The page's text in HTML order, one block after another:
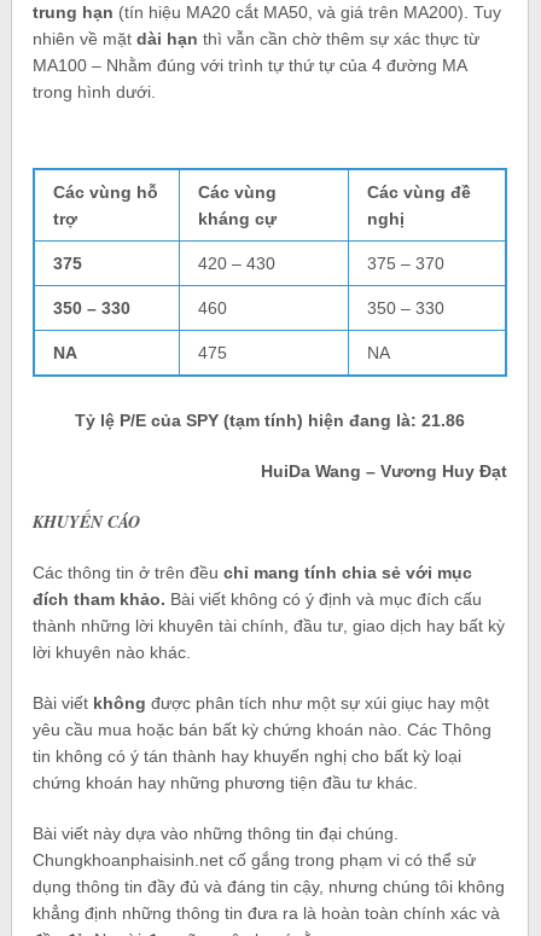
trung hạn (tín hiệu MA20 cắt MA50, và giá trên MA200). Tuy
nhiên về mặtdài hạn thì vẫn cần chờ thêm sự xác thực từ
MA100 – Nhằm đúng với trình tự thứ tự của 4 đường MA
trong hình dưới.
Các vùng hỗ
trợ
Các vùng
kháng cự
Các vùng đề
nghị
375 420 – 430 375 – 370
350 – 330 460 350 – 330
NA 475 NA
Tỷ lệ P/E của SPY (tạm tính) hiện đang là: 21.86
HuiDa Wang – Vương Huy Đạt
KHUYẾN CÁO
Các thông tin ở trên đềuchỉ mang tính chia sẻ với mục
đích tham khảo. Bài viết không có ý định và mục đích cấu
thành những lời khuyên tài chính, đầu tư, giao dịch hay bất kỳ
lời khuyên nào khác.
Bài viết không được phân tích như một sự xúi giục hay một
yêu cầu mua hoặc bán bất kỳ chứng khoán nào. Các Thông
tin không có ý tán thành hay khuyến nghị cho bất kỳ loại
chứng khoán hay những phương tiện đầu tư khác.
Bài viết này dựa vào những thông tin đại chúng.
Chungkhoanphaisinh.net cố gắng trong phạm vi có thể sử
dụng thông tin đầy đủ và đáng tin cậy, nhưng chúng tôi không
khẳng định những thông tin đưa ra là hoàn toàn chính xác và